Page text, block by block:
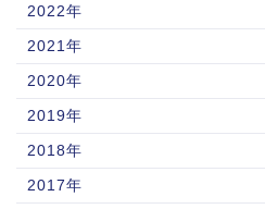
2022年
2021年
2020年
2019年
2018年
2017年